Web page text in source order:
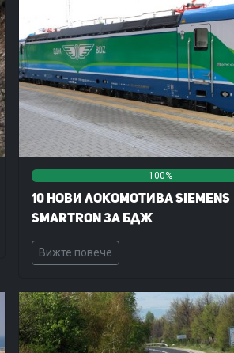
100%
10 нови локомотива Siemens
Smartron за БДЖ
Вижте повече